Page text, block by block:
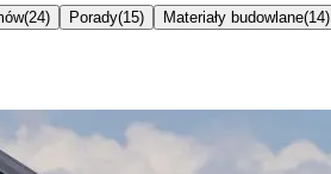
(24) Porady(15) Materiały budowlane(14)